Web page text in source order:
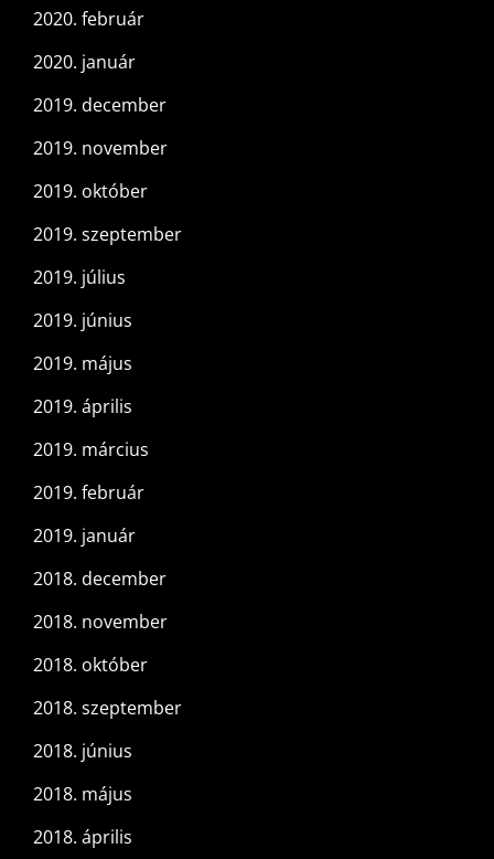
2020. február
2020. január
2019. december
2019. november
2019. október
2019. szeptember
2019. július
2019. június
2019. május
2019. április
2019. március
2019. február
2019. január
2018. december
2018. november
2018. október
2018. szeptember
2018. június
2018. május
2018. április